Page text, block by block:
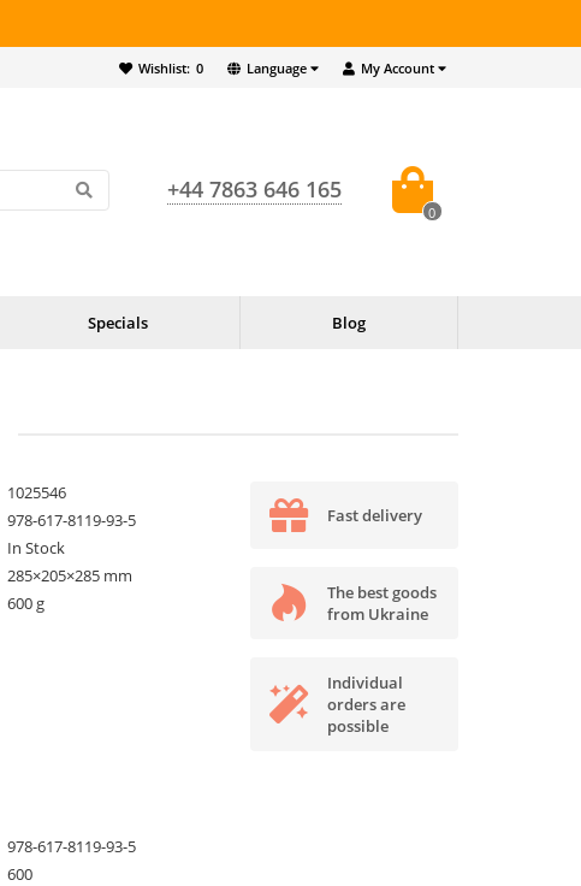
My Account
Language
Wishlist: 0
+44 7863 646 165
0
Specials Blog
1025546
978-617-8119-93-5
In Stock
285×205×285 mm
600 g
978-617-8119-93-5
600
Fast delivery
The best goods
from Ukraine
Individual
orders are
possible